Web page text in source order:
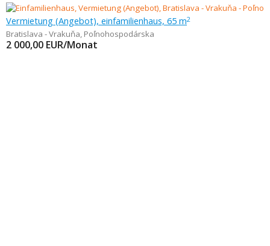
Vermietung (Angebot), einfamilienhaus, 65 m2
Bratislava - Vrakuňa, Poľnohospodárska
2 000,00 EUR/Monat